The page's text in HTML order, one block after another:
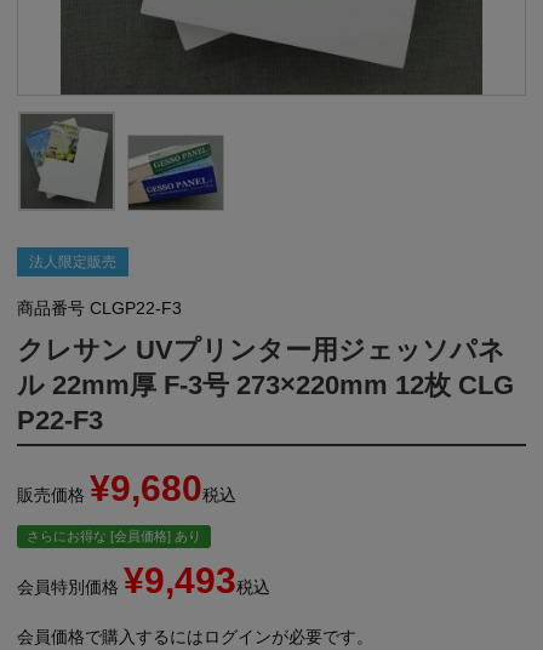
法人限定販売
商品番号 CLGP22-F3
クレサン UVプリンター用ジェッソパネ
ル 22mm厚 F-3号 273×220mm 12枚 CLG
P22-F3
販売価格 ¥9,680税込
さらにお得な [会員価格] あり
会員特別価格 ¥9,493税込
会員価格で購入するにはログインが必要です。